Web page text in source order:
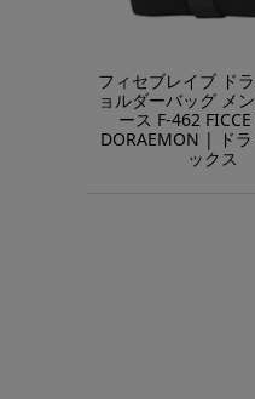
フィセブレイブ ド
ョルダーバッグ メ
ース F-462 FICCE
DORAEMON | ド
ックス